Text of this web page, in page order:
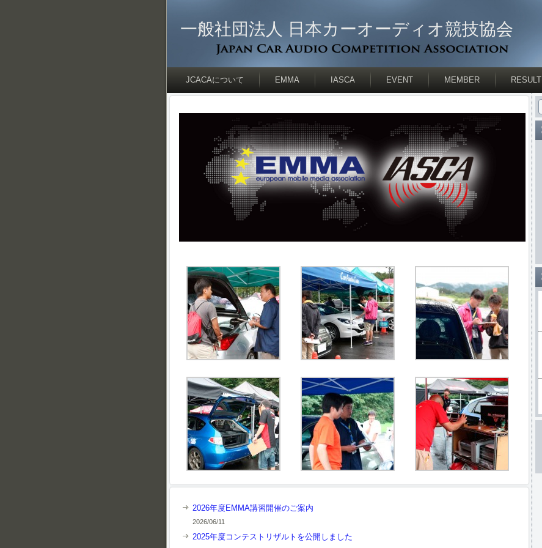
一般社団法人 日本カーオーディオ競技協会
JCACAについて EMMA IASCA EVENT MEMBER RESULT
2026年度EMMA講習開催のご案内
2026/06/11
2025年度コンテストリザルトを公開しました